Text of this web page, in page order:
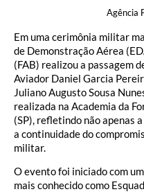
Agência
Em uma cerimônia militar
de Demonstração Aérea
(FAB) realizou a passagem
Aviador Daniel Garcia
Juliano Augusto Sousa
realizada na Academia da
(SP), refletindo não apenas
a continuidade do
militar.
O evento foi iniciado com
mais conhecido como